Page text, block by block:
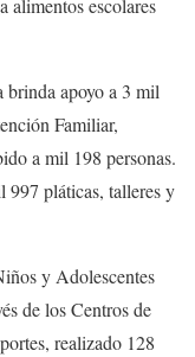
alimentos escolares
apoyo a 3 mil
Familiar,
a mil 198 personas.
997 pláticas, talleres y
y Adolescentes
de los Centros de
realizado 128